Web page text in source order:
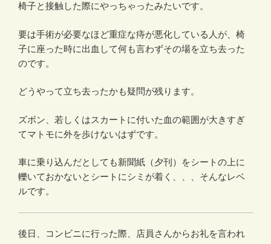
椅子と接触した際にやっちゃったみたいです。
要は手術が必要なほど重症な痔が悪化している人が、椅
子に座った時に出血して何も言わずその場を立ち去った
のです。
どうやって立ち去ったかも疑問が残ります。
ズボン、若しくはスカートに付いた血の範囲が大きすぎ
てマトモに外を歩けないはずです。
車に乗り込んだとしても新聞紙（夕刊）をシートの上に
轢いておかないとシートにシミが着く、、、そんなレベ
ルです。
後日、コンビニに行った際、店員さんからお礼を言われ